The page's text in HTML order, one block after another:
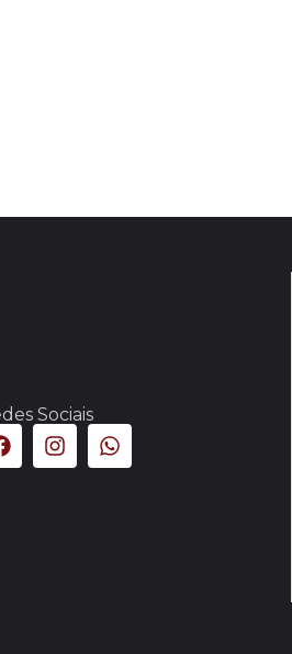
Sociais